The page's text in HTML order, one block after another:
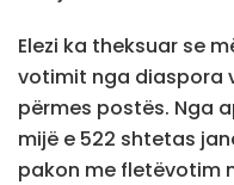
Elezi ka theksuar se
votimit nga diaspora
përmes postës. Nga
mijë e 522 shtetas
pakon me fletëvotim